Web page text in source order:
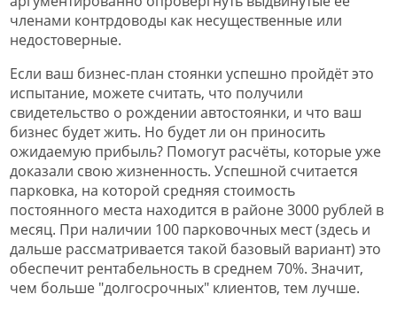
членами контрдоводы как несущественные или
недостоверные.
Если ваш бизнес-план стоянки успешно пройдёт это
испытание, можете считать, что получили
свидетельство о рождении автостоянки, и что ваш
бизнес будет жить. Но будет ли он приносить
ожидаемую прибыль? Помогут расчёты, которые уже
доказали свою жизненность. Успешной считается
парковка, на которой средняя стоимость
постоянного места находится в районе 3000 рублей в
месяц. При наличии 100 парковочных мест (здесь и
дальше рассматривается такой базовый вариант) это
обеспечит рентабельность в среднем 70%. Значит,
чем больше "долгосрочных" клиентов, тем лучше.